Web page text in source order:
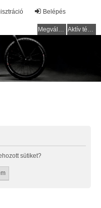
Belépés
Megválaszolatlan témák Aktív témák
sütiket?